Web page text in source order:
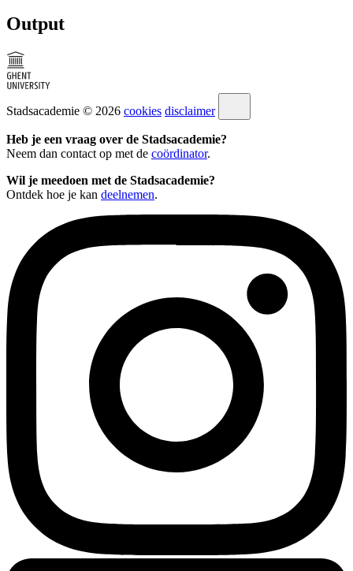
Output
Stadsacademie © 2026 cookies disclaimer
Heb je een vraag over de Stadsacademie?
Neem dan contact op met de coördinator.
Wil je meedoen met de Stadsacademie?
Ontdek hoe je kan deelnemen.